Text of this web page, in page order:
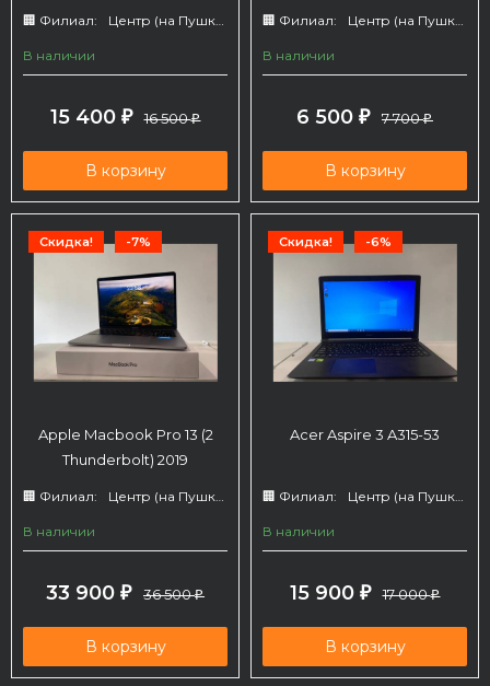
🏢 Филиал: Центр (на Пушкина 66)
В наличии
15 400 ₽ 16 500₽
В корзину
🏢 Филиал: Центр (на Пушкина 66)
В наличии
6 500 ₽ 7 700₽
В корзину
Скидка! -7%
Apple Macbook Pro 13 (2
Thunderbolt) 2019
🏢 Филиал: Центр (на Пушкина 66)
В наличии
33 900 ₽ 36 500₽
В корзину
Скидка! -6%
Acer Aspire 3 A315-53
🏢 Филиал: Центр (на Пушкина 66)
В наличии
15 900 ₽ 17 000₽
В корзину